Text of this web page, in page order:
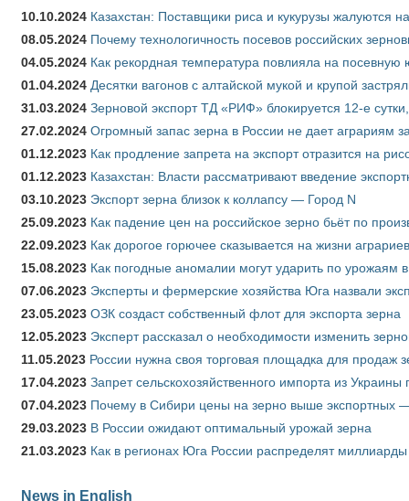
10.10.2024 Казахстан: Поставщики риса и кукурузы жалуются
08.05.2024 Почему технологичность посевов российских
04.05.2024 Как рекордная температура повлияла на
01.04.2024 Десятки вагонов с алтайской мукой и крупой
31.03.2024 Зерновой экспорт ТД «РИФ» блокируется 12-е
27.02.2024 Огромный запас зерна в России не дает аграриям
01.12.2023 Как продление запрета на экспорт отразится на
01.12.2023 Казахстан: Власти рассматривают введение
03.10.2023 Экспорт зерна близок к коллапсу — Город N
25.09.2023 Как падение цен на российское зерно бьёт по
22.09.2023 Как дорогое горючее сказывается на жизни аграриев
15.08.2023 Как погодные аномалии могут ударить по урожаям
07.06.2023 Эксперты и фермерские хозяйства Юга назвали
23.05.2023 ОЗК создаст собственный флот для экспорта зерна
12.05.2023 Эксперт рассказал о необходимости изменить
11.05.2023 России нужна своя торговая площадка для продаж
17.04.2023 Запрет сельскохозяйственного импорта из
07.04.2023 Почему в Сибири цены на зерно выше экспортных
29.03.2023 В России ожидают оптимальный урожай зерна
21.03.2023 Как в регионах Юга России распределят
News in English